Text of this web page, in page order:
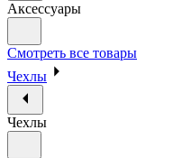
Аксессуары
Смотреть все товары
Чехлы
Чехлы